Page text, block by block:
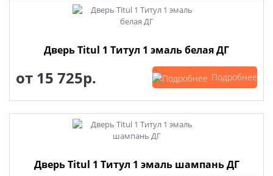
Дверь Titul 1 Титул 1 эмаль белая ДГ
от 15 725р. Подробнее
Дверь Titul 1 Титул 1 эмаль шампань ДГ